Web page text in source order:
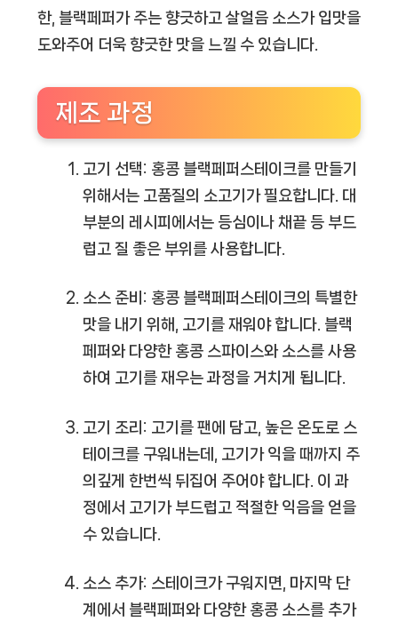
한, 블랙페퍼가 주는 향긋하고 살얼음 소스가 입맛을
도와주어 더욱 향긋한 맛을 느낄 수 있습니다.
제조 과정
고기 선택: 홍콩 블랙페퍼스테이크를 만들기
위해서는 고품질의 소고기가 필요합니다. 대
부분의 레시피에서는 등심이나 채끝 등 부드
럽고 질 좋은 부위를 사용합니다.
소스 준비: 홍콩 블랙페퍼스테이크의 특별한
맛을 내기 위해, 고기를 재워야 합니다. 블랙
페퍼와 다양한 홍콩 스파이스와 소스를 사용
하여 고기를 재우는 과정을 거치게 됩니다.
고기 조리: 고기를 팬에 담고, 높은 온도로 스
테이크를 구워내는데, 고기가 익을 때까지 주
의깊게 한번씩 뒤집어 주어야 합니다. 이 과
정에서 고기가 부드럽고 적절한 익음을 얻을
수 있습니다.
소스 추가: 스테이크가 구워지면, 마지막 단
계에서 블랙페퍼와 다양한 홍콩 소스를 추가